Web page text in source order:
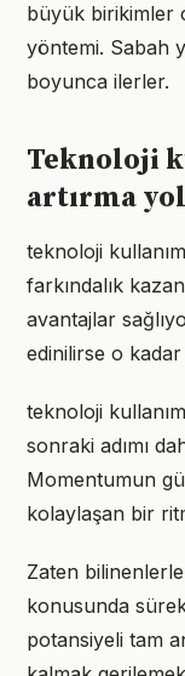
büyük birikimler
yöntemi. Sabah
boyunca ilerler.
Teknoloji
artırma
teknoloji
farkındalık
avantajlar
edinilirse o kadar
teknoloji
sonraki adımı
Momentumun
kolaylaşan bir
Zaten
konusunda
potansiyeli tam